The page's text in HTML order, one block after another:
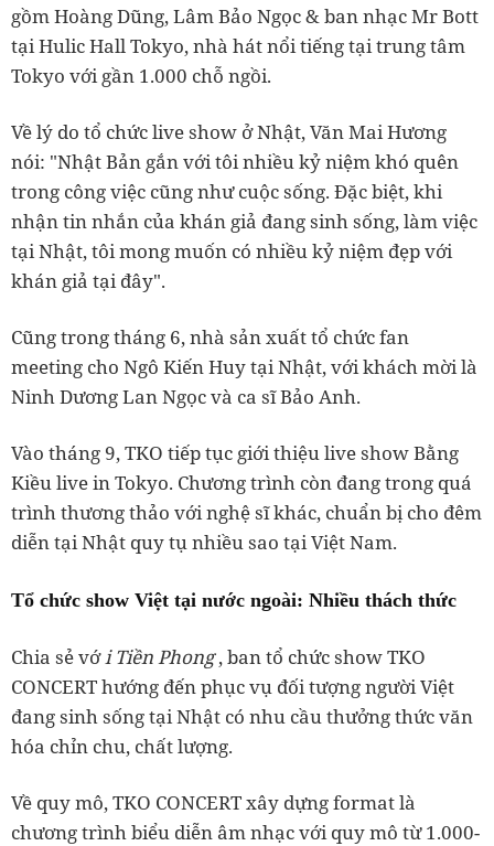
gồm Hoàng Dũng, Lâm Bảo Ngọc & ban nhạc Mr Bott
tại Hulic Hall Tokyo, nhà hát nổi tiếng tại trung tâm
Tokyo với gần 1.000 chỗ ngồi.
Về lý do tổ chức live show ở Nhật, Văn Mai Hương
nói: "Nhật Bản gắn với tôi nhiều kỷ niệm khó quên
trong công việc cũng như cuộc sống. Đặc biệt, khi
nhận tin nhắn của khán giả đang sinh sống, làm việc
tại Nhật, tôi mong muốn có nhiều kỷ niệm đẹp với
khán giả tại đây".
Cũng trong tháng 6, nhà sản xuất tổ chức fan
meeting cho Ngô Kiến Huy tại Nhật, với khách mời là
Ninh Dương Lan Ngọc và ca sĩ Bảo Anh.
Vào tháng 9, TKO tiếp tục giới thiệu live show Bằng
Kiều live in Tokyo. Chương trình còn đang trong quá
trình thương thảo với nghệ sĩ khác, chuẩn bị cho đêm
diễn tại Nhật quy tụ nhiều sao tại Việt Nam.
Tổ chức show Việt tại nước ngoài: Nhiều thách thức
Chia sẻ với Tiền Phong, ban tổ chức show TKO
CONCERT hướng đến phục vụ đối tượng người Việt
đang sinh sống tại Nhật có nhu cầu thưởng thức văn
hóa chỉn chu, chất lượng.
Về quy mô, TKO CONCERT xây dựng format là
chương trình biểu diễn âm nhạc với quy mô từ 1.000-